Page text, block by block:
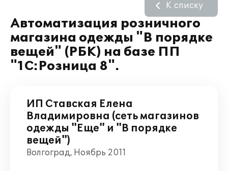
Автоматизация розничного
магазина одежды "В порядке
вещей" (РБК) на базе ПП
"1С:Розница 8".
К списку
ИП Ставская Елена
Владимировна (сеть магазинов
одежды "Еще" и "В порядке
вещей")
Волгоград, Ноябрь 2011